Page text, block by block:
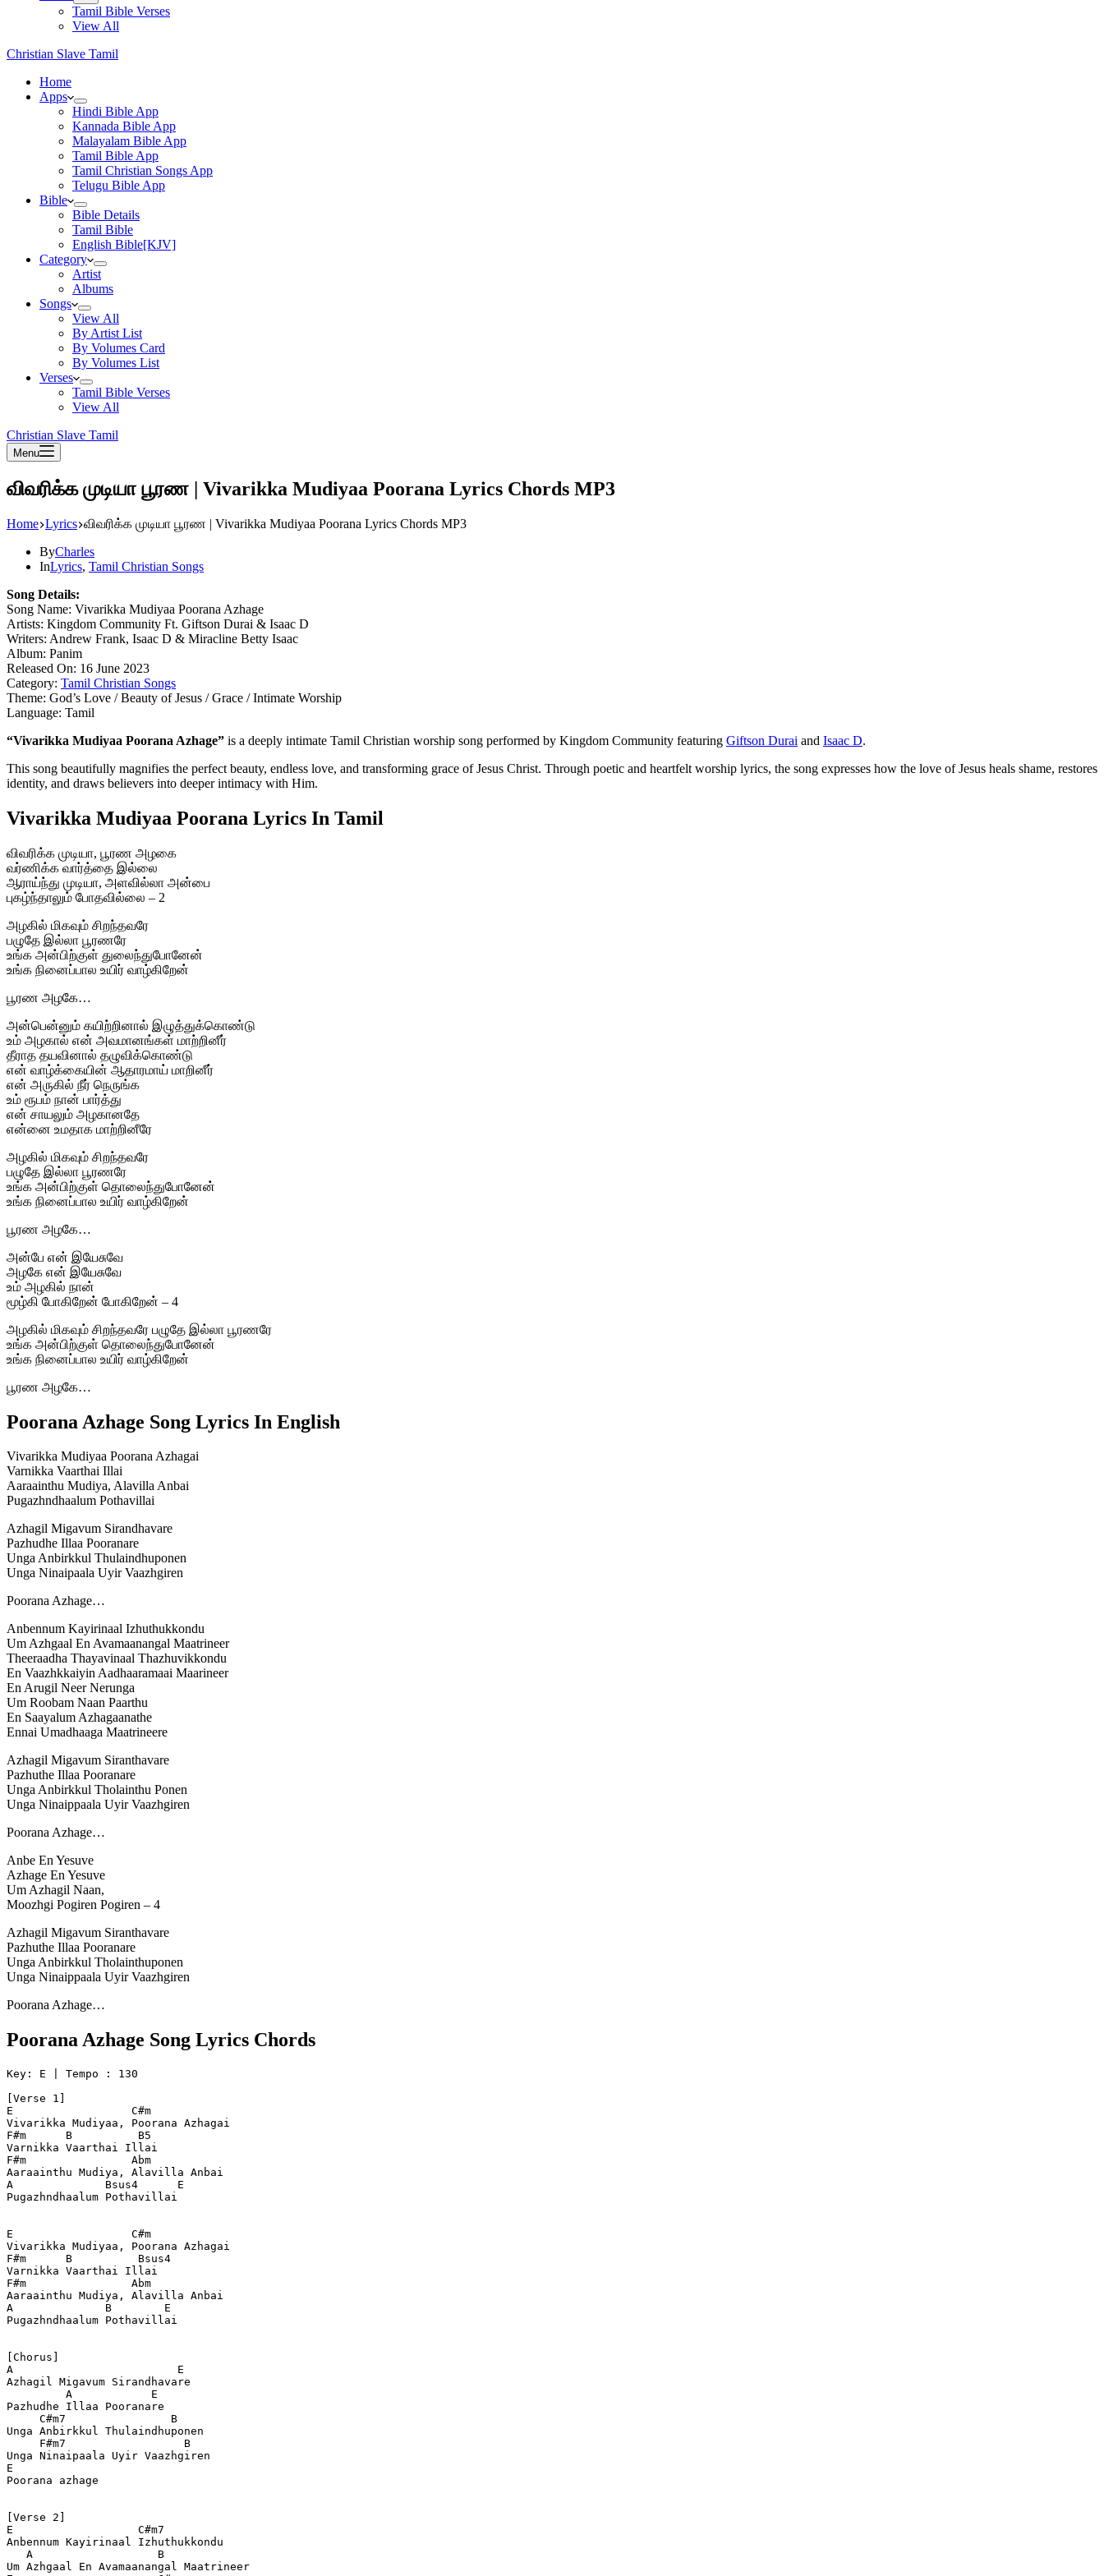
Tamil Bible Verses
View All
Christian Slave Tamil
Home
Apps
Hindi Bible App
Kannada Bible App
Malayalam Bible App
Tamil Bible App
Tamil Christian Songs App
Telugu Bible App
Bible
Bible Details
Tamil Bible
English Bible[KJV]
Category
Artist
Albums
Songs
View All
By Artist List
By Volumes Card
By Volumes List
Verses
Tamil Bible Verses
View All
Christian Slave Tamil
Menu
விவரிக்க முடியா பூரண | Vivarikka Mudiyaa Poorana Lyrics Chords MP3
Home Lyrics விவரிக்க முடியா பூரண | Vivarikka Mudiyaa Poorana Lyrics Chords MP3
ByCharles
InLyrics, Tamil Christian Songs
Song Details:
Song Name: Vivarikka Mudiyaa Poorana Azhage
Artists: Kingdom Community Ft. Giftson Durai & Isaac D
Writers: Andrew Frank, Isaac D & Miracline Betty Isaac
Album: Panim
Released On: 16 June 2023
Category: Tamil Christian Songs
Theme: God’s Love / Beauty of Jesus / Grace / Intimate Worship
Language: Tamil
“Vivarikka Mudiyaa Poorana Azhage” is a deeply intimate Tamil Christian worship song performed by Kingdom Community featuring Giftson Durai and Isaac D.
This song beautifully magnifies the perfect beauty, endless love, and transforming grace of Jesus Christ. Through poetic and heartfelt worship lyrics, the song expresses how the love of Jesus heals shame, restores
identity, and draws believers into deeper intimacy with Him.
Vivarikka Mudiyaa Poorana Lyrics In Tamil
விவரிக்க முடியா, பூரண அழகை
வர்ணிக்க வார்த்தை இல்லை
ஆராய்ந்து முடியா, அளவில்லா அன்பை
புகழ்ந்தாலும் போதவில்லை – 2
அழகில் மிகவும் சிறந்தவரே
பழுதே இல்லா பூரணரே
உங்க அன்பிற்குள் துலைந்துபோனேன்
உங்க நினைப்பால உயிர் வாழ்கிறேன்
பூரண அழகே…
அன்பென்னும் கயிற்றினால் இழுத்துக்கொண்டு
உம் அழகால் என் அவமானங்கள் மாற்றினீர்
தீராத தயவினால் தழுவிக்கொண்டு
என் வாழ்க்கையின் ஆதாரமாய் மாறினீர்
என் அருகில் நீர் நெருங்க
உம் ரூபம் நான் பார்த்து
என் சாயலும் அழகானதே
என்னை உமதாக மாற்றினீரே
அழகில் மிகவும் சிறந்தவரே
பழுதே இல்லா பூரணரே
உங்க அன்பிற்குள் தொலைந்துபோனேன்
உங்க நினைப்பால உயிர் வாழ்கிறேன்
பூரண அழகே…
அன்பே என் இயேசுவே
அழகே என் இயேசுவே
உம் அழகில் நான்
மூழ்கி போகிறேன் போகிறேன் – 4
அழகில் மிகவும் சிறந்தவரே பழுதே இல்லா பூரணரே
உங்க அன்பிற்குள் தொலைந்துபோனேன்
உங்க நினைப்பால உயிர் வாழ்கிறேன்
பூரண அழகே…
Poorana Azhage Song Lyrics In English
Vivarikka Mudiyaa Poorana Azhagai
Varnikka Vaarthai Illai
Aaraainthu Mudiya, Alavilla Anbai
Pugazhndhaalum Pothavillai
Azhagil Migavum Sirandhavare
Pazhudhe Illaa Pooranare
Unga Anbirkkul Thulaindhuponen
Unga Ninaipaala Uyir Vaazhgiren
Poorana Azhage…
Anbennum Kayirinaal Izhuthukkondu
Um Azhgaal En Avamaanangal Maatrineer
Theeraadha Thayavinaal Thazhuvikkondu
En Vaazhkkaiyin Aadhaaramaai Maarineer
En Arugil Neer Nerunga
Um Roobam Naan Paarthu
En Saayalum Azhagaanathe
Ennai Umadhaaga Maatrineere
Azhagil Migavum Siranthavare
Pazhuthe Illaa Pooranare
Unga Anbirkkul Tholainthu Ponen
Unga Ninaippaala Uyir Vaazhgiren
Poorana Azhage…
Anbe En Yesuve
Azhage En Yesuve
Um Azhagil Naan,
Moozhgi Pogiren Pogiren – 4
Azhagil Migavum Siranthavare
Pazhuthe Illaa Pooranare
Unga Anbirkkul Tholainthuponen
Unga Ninaippaala Uyir Vaazhgiren
Poorana Azhage…
Poorana Azhage Song Lyrics Chords
Key: E | Tempo : 130
[Verse 1]
E                  C#m
Vivarikka Mudiyaa, Poorana Azhagai
F#m      B          B5
Varnikka Vaarthai Illai
F#m                Abm
Aaraainthu Mudiya, Alavilla Anbai
A              Bsus4      E
Pugazhndhaalum Pothavillai
E                  C#m
Vivarikka Mudiyaa, Poorana Azhagai
F#m      B          Bsus4
Varnikka Vaarthai Illai
F#m                Abm
Aaraainthu Mudiya, Alavilla Anbai
A              B        E
Pugazhndhaalum Pothavillai
[Chorus]
A                         E
Azhagil Migavum Sirandhavare
         A            E
Pazhudhe Illaa Pooranare
     C#m7                B
Unga Anbirkkul Thulaindhuponen
     F#m7                  B
Unga Ninaipaala Uyir Vaazhgiren
E
Poorana azhage
[Verse 2]
E                   C#m7
Anbennum Kayirinaal Izhuthukkondu
   A                   B
Um Azhgaal En Avamaanangal Maatrineer